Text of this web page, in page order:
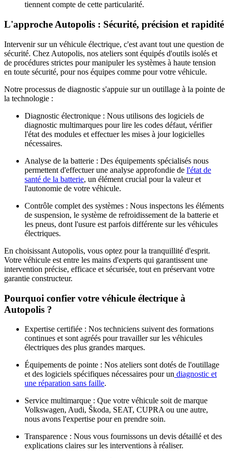
tiennent compte de cette particularité.
L'approche Autopolis : Sécurité, précision et rapidité
Intervenir sur un véhicule électrique, c'est avant tout une question de
sécurité. Chez Autopolis, nos ateliers sont équipés d'outils isolés et
de procédures strictes pour manipuler les systèmes à haute tension
en toute sécurité, pour nos équipes comme pour votre véhicule.
Notre processus de diagnostic s'appuie sur un outillage à la pointe de
la technologie :
Diagnostic électronique : Nous utilisons des logiciels de
diagnostic multimarques pour lire les codes défaut, vérifier
l'état des modules et effectuer les mises à jour logicielles
nécessaires.
Analyse de la batterie : Des équipements spécialisés nous
permettent d'effectuer une analyse approfondie de l'état de
santé de la batterie, un élément crucial pour la valeur et
l'autonomie de votre véhicule.
Contrôle complet des systèmes : Nous inspectons les éléments
de suspension, le système de refroidissement de la batterie et
les pneus, dont l'usure est parfois différente sur les véhicules
électriques.
En choisissant Autopolis, vous optez pour la tranquillité d'esprit.
Votre véhicule est entre les mains d'experts qui garantissent une
intervention précise, efficace et sécurisée, tout en préservant votre
garantie constructeur.
Pourquoi confier votre véhicule électrique à
Autopolis ?
Expertise certifiée : Nos techniciens suivent des formations
continues et sont agréés pour travailler sur les véhicules
électriques des plus grandes marques.
Équipements de pointe : Nos ateliers sont dotés de l'outillage
et des logiciels spécifiques nécessaires pour un diagnostic et
une réparation sans faille.
Service multimarque : Que votre véhicule soit de marque
Volkswagen, Audi, Škoda, SEAT, CUPRA ou une autre,
nous avons l'expertise pour en prendre soin.
Transparence : Nous vous fournissons un devis détaillé et des
explications claires sur les interventions à réaliser.